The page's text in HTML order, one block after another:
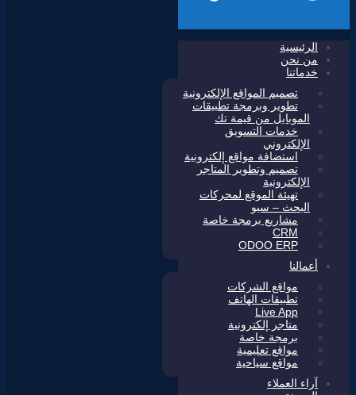
الرئيسية
من نحن
خدماتنا
تصميم المواقع الإلكترونية
تطوير وبرمجة تطبيقات
الموبايل من قيمة تك
خدمات التسويق
الإلكتروني
استضافة مواقع إلكترونية
تصميم وتطوير المتاجر
الإلكترونية
تهيئة الموقع لمحركات
البحث – سيو
مشاريع برمجة خاصة
CRM
ODOO ERP
أعمالنا
مواقع الشركات
تطبيقات الهاتف
Live App
متاجر إلكترونية
برمجة خاصة
مواقع تعليمية
مواقع سياحية
آراء العملاء